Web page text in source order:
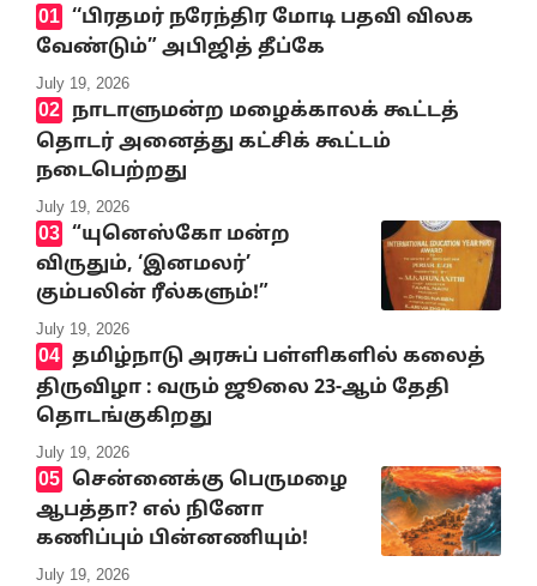
‘‘பிரதமர் நரேந்திர மோடி பதவி விலக
வேண்டும்” அபிஜித் தீப்கே
July 19, 2026
நாடாளுமன்ற மழைக்காலக் கூட்டத்
தொடர் அனைத்து கட்சிக் கூட்டம்
நடைபெற்றது
July 19, 2026
“யுனெஸ்கோ மன்ற
விருதும், ‘இனமலர்’
கும்பலின் ரீல்களும்!”
July 19, 2026
தமிழ்நாடு அரசுப் பள்ளிகளில் கலைத்
திருவிழா : வரும் ஜூலை 23-ஆம் தேதி
தொடங்குகிறது
July 19, 2026
சென்னைக்கு பெருமழை
ஆபத்தா? எல் நினோ
கணிப்பும் பின்னணியும்!
July 19, 2026